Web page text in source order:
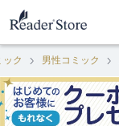
ック 男性コミック